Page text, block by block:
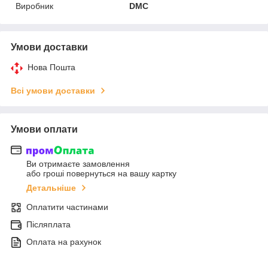
Виробник
DMC
Умови доставки
Нова Пошта
Всі умови доставки
Умови оплати
Ви отримаєте замовлення
або гроші повернуться на вашу картку
Детальніше
Оплатити частинами
Післяплата
Оплата на рахунок